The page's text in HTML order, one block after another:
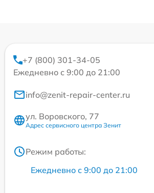
+7 (800) 301-34-05
Ежедневно с 9:00 до 21:00
info@zenit-repair-center.ru
ул. Воровского, 77
Адрес сервисного центра Зенит
Режим работы:
Ежедневно с 9:00 до 21:00